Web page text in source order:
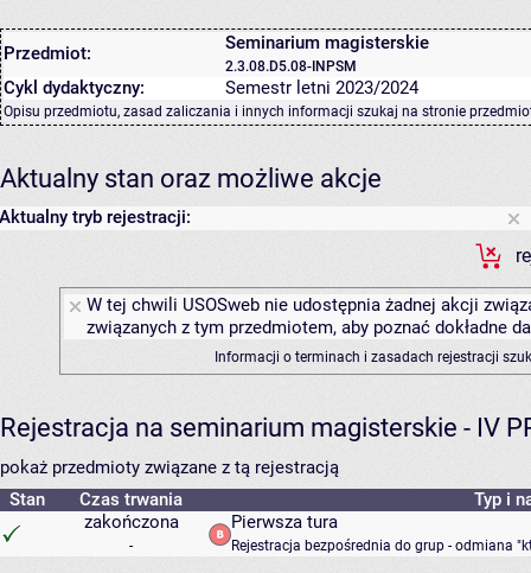
Przedmiot: Seminarium magisterskie
2.3.08.D5.08-INPSM
Cykl dydaktyczny: Semestr letni 2023/2024
Opisu przedmiotu, zasad zaliczania i innych informacji szukaj na stronie
Aktualny stan oraz możliwe akcje
Aktualny tryb rejestracji:
W tej chwili USOSweb nie udostępnia żadnej akcji
związanych z tym przedmiotem, aby poznać dokładne
Informacji o terminach i zasadach rejestracji
Rejestracja na seminarium magisterskie - IV
pokaż przedmioty związane z tą rejestracją
Stan
Czas trwania
Typ i
zakończona
-
Pierwsza tura
Rejestracja bezpośrednia do grup - odmiana